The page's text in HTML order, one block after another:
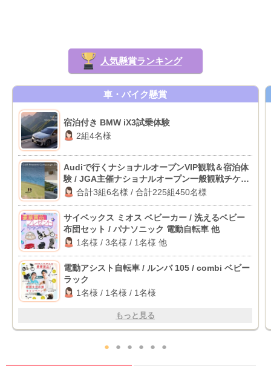
人気懸賞ランキング
車・バイク懸賞
宿泊付き BMW iX3試乗体験
2組4名様
Audiで行くナショナルオープンVIP観戦＆宿泊体
験 / JGA主催ナショナルオープン一般観戦チケッ
ト 合計3組6名様 / 合計225組450名様
サイベックス ミオス ベビーカー / 洗えるベビー
布団セット / パナソニック 電動自転車 他
1名様 / 3名様 / 1名様 他
電動アシスト自転車 / ルンバ 105 / combi ベビー
ラック
1名様 / 1名様 / 1名様
もっと見る
● ● ● ● ● ●